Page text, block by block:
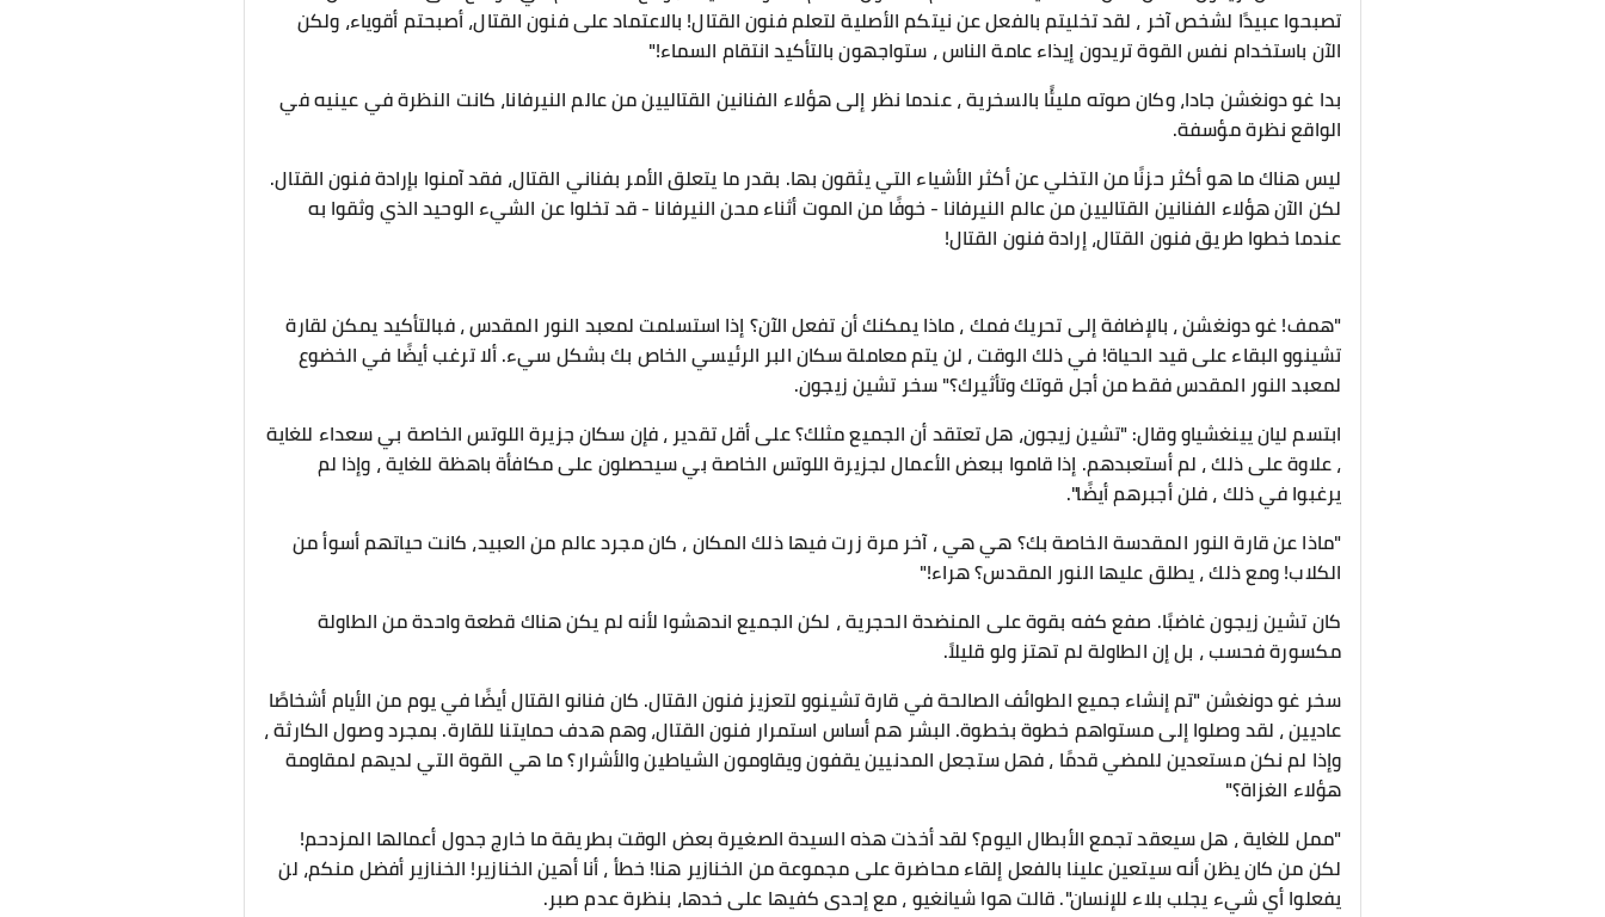
تصبحوا عبيدًا لشخص آخر ، لقد تخليتم بالفعل عن نيتكم الأصلية لتعلم فنون القتال! بالاعتماد على فنون القتال، أصبحتم أقوياء، ولكن
الآن باستخدام نفس القوة تريدون إيذاء عامة الناس ، ستواجهون بالتأكيد انتقام السماء!"
بدا غو دونغشن جادا، وكان صوته مليئًا بالسخرية ، عندما نظر إلى هؤلاء الفنانين القتاليين من عالم النيرفانا، كانت النظرة في عينيه في
الواقع نظرة مؤسفة.
ليس هناك ما هو أكثر حزنًا من التخلي عن أكثر الأشياء التي يثقون بها. بقدر ما يتعلق الأمر بفناني القتال، فقد آمنوا بإرادة فنون القتال.
لكن الآن هؤلاء الفنانين القتاليين من عالم النيرفانا - خوفًا من الموت أثناء محن النيرفانا - قد تخلوا عن الشيء الوحيد الذي وثقوا به
عندما خطوا طريق فنون القتال، إرادة فنون القتال!
"همف! غو دونغشن ، بالإضافة إلى تحريك فمك ، ماذا يمكنك أن تفعل الآن؟ إذا استسلمت لمعبد النور المقدس ، فبالتأكيد يمكن لقارة
تشينوو البقاء على قيد الحياة! في ذلك الوقت ، لن يتم معاملة سكان البر الرئيسي الخاص بك بشكل سيء. ألا ترغب أيضًا في الخضوع
لمعبد النور المقدس فقط من أجل قوتك وتأثيرك؟" سخر تشين زيجون.
ابتسم ليان يينغشياو وقال: "تشين زيجون، هل تعتقد أن الجميع مثلك؟ على أقل تقدير ، فإن سكان جزيرة اللوتس الخاصة بي سعداء للغاية
، علاوة على ذلك ، لم أستعبدهم. إذا قاموا ببعض الأعمال لجزيرة اللوتس الخاصة بي سيحصلون على مكافأة باهظة للغاية ، وإذا لم
يرغبوا في ذلك ، فلن أجبرهم أيضًا".
"ماذا عن قارة النور المقدسة الخاصة بك؟ هي هي ، آخر مرة زرت فيها ذلك المكان ، كان مجرد عالم من العبيد، كانت حياتهم أسوأ من
الكلاب! ومع ذلك ، يطلق عليها النور المقدس؟ هراء!"
كان تشين زيجون غاضبًا. صفع كفه بقوة على المنضدة الحجرية ، لكن الجميع اندهشوا لأنه لم يكن هناك قطعة واحدة من الطاولة
مكسورة فحسب ، بل إن الطاولة لم تهتز ولو قليلاً.
سخر غو دونغشن "تم إنشاء جميع الطوائف الصالحة في قارة تشينوو لتعزيز فنون القتال. كان فنانو القتال أيضًا في يوم من الأيام أشخاصًا
عاديين ، لقد وصلوا إلى مستواهم خطوة بخطوة. البشر هم أساس استمرار فنون القتال، وهم هدف حمايتنا للقارة. بمجرد وصول الكارثة ،
وإذا لم نكن مستعدين للمضي قدمًا ، فهل ستجعل المدنيين يقفون ويقاومون الشياطين والأشرار؟ ما هي القوة التي لديهم لمقاومة
هؤلاء الغزاة؟"
"ممل للغاية ، هل سيعقد تجمع الأبطال اليوم؟ لقد أخذت هذه السيدة الصغيرة بعض الوقت بطريقة ما خارج جدول أعمالها المزدحم!
لكن من كان يظن أنه سيتعين علينا بالفعل إلقاء محاضرة على مجموعة من الخنازير هنا! خطأ ، أنا أهين الخنازير! الخنازير أفضل منكم، لن
يفعلوا أي شيء يجلب بلاء للإنسان". قالت هوا شيانغيو ، مع إحدى كفيها على خدها، بنظرة عدم صبر.